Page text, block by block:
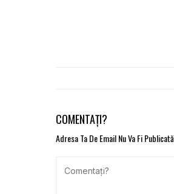
COMENTAȚI?
Adresa Ta De Email Nu Va Fi Publicată.